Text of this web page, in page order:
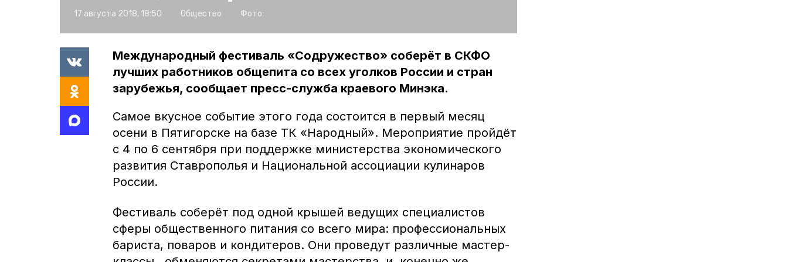
17 августа 2018, 18:50 Общество Фото:
Международный фестиваль «Содружество» соберёт в СКФО
лучших работников общепита со всех уголков России и стран
зарубежья, сообщает пресс-служба краевого Минэка.
Самое вкусное событие этого года состоится в первый месяц
осени в Пятигорске на базе ТК «Народный». Мероприятие пройдёт
с 4 по 6 сентября при поддержке министерства экономического
развития Ставрополья и Национальной ассоциации кулинаров
России.
Фестиваль соберёт под одной крышей ведущих специалистов
сферы общественного питания со всего мира: профессиональных
бариста, поваров и кондитеров. Они проведут различные мастер-